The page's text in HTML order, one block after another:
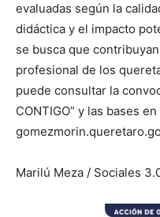
evaluadas según la
didáctica y el impacto
se busca que
profesional de los
puede consultar la
CONTIGO” y las bases
Marilú Meza / Sociales